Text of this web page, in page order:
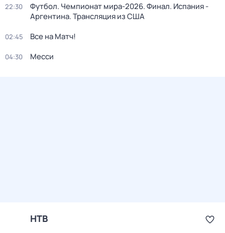
22:30
Футбол. Чемпионат мира-2026. Финал. Испания -
Аргентина. Трансляция из США
02:45 Все на Матч!
04:30 Месси
НТВ